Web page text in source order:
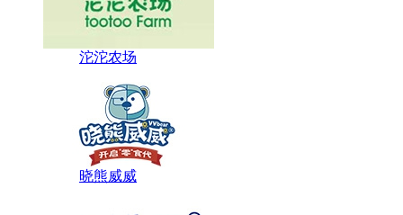
沱沱农场
晓熊威威